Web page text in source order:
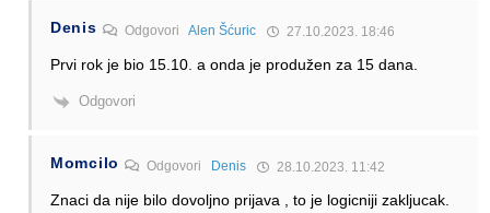
Denis Odgovori Alen Šćuric 27.10.2023. 18:46
Prvi rok je bio 15.10. a onda je produžen za 15 dana.
Odgovori
Momcilo Odgovori Denis 28.10.2023. 11:42
Znaci da nije bilo dovoljno prijava , to je logicniji zakljucak.